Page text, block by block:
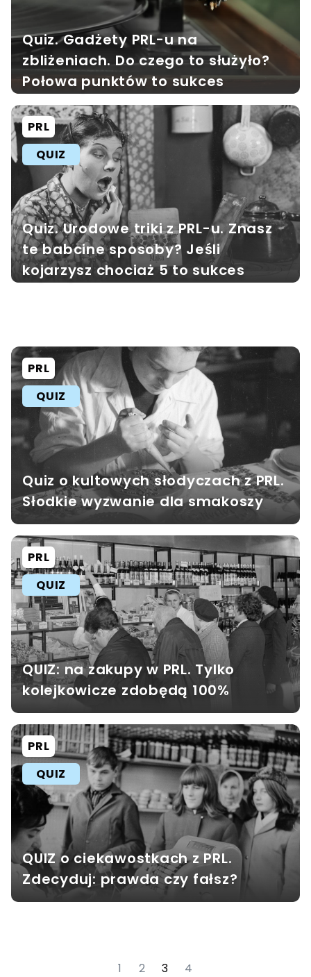
Quiz. Gadżety PRL-u na
zbliżeniach. Do czego to służyło?
Połowa punktów to sukces
PRL
QUIZ
Quiz. Urodowe triki z PRL-u. Znasz
te babcine sposoby? Jeśli
kojarzysz chociaż 5 to sukces
PRL
QUIZ
Quiz o kultowych słodyczach z PRL.
Słodkie wyzwanie dla smakoszy
PRL
QUIZ
QUIZ: na zakupy w PRL. Tylko
kolejkowicze zdobędą 100%
PRL
QUIZ
QUIZ o ciekawostkach z PRL.
Zdecyduj: prawda czy fałsz?
1 2 3 4